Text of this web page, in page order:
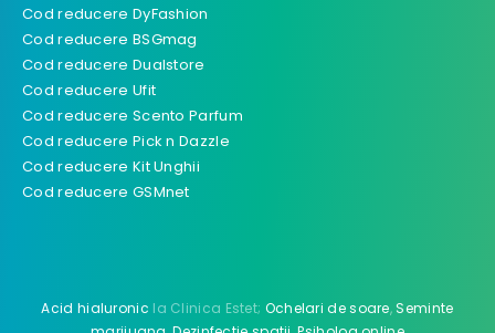
Cod reducere DyFashion
Cod reducere BSGmag
Cod reducere Dualstore
Cod reducere Ufit
Cod reducere Scento Parfum
Cod reducere Pick n Dazzle
Cod reducere Kit Unghii
Cod reducere GSMnet
Acid hialuronic la Clinica Estet; Ochelari de soare, Seminte